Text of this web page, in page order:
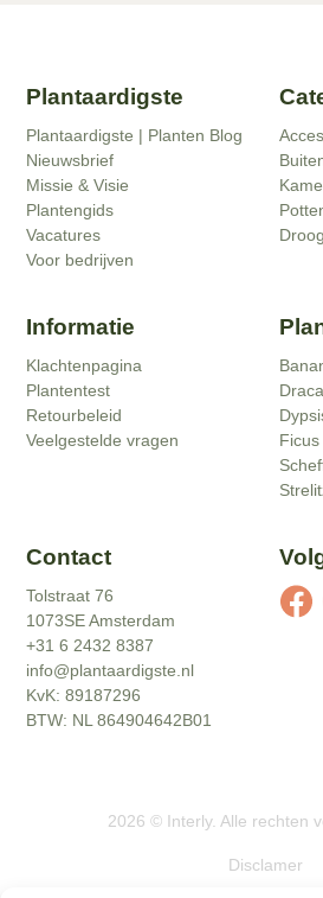
Plantaardigste
Plantaardigste | Planten Blog
Nieuwsbrief
Missie & Visie
Plantengids
Vacatures
Voor bedrijven
Informatie
Klachtenpagina
Plantentest
Retourbeleid
Veelgestelde vragen
Ficus
Contact
Tolstraat 76
1073SE Amsterdam
+31 6 2432 8387
info@plantaardigste.nl
KvK: 89187296
BTW: NL 864904642B01
2026 © Interly. Alle rechten
Disclamer